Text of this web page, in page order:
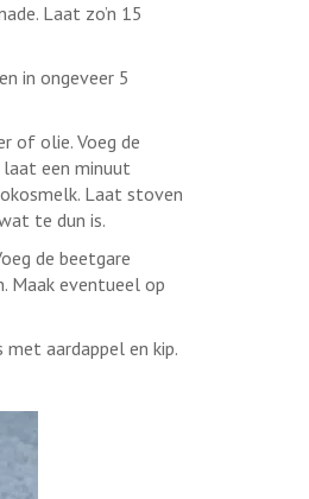
Laat zo’n 15
in ongeveer 5
of olie. Voeg de
laat een minuut
Laat stoven
te dun is.
de beetgare
Maak eventueel op
met aardappel en kip.